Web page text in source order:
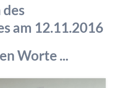
am 12.11.2016
Worte ...